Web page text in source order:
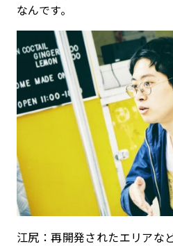
なんです。
江尻：再開発されたエリアな